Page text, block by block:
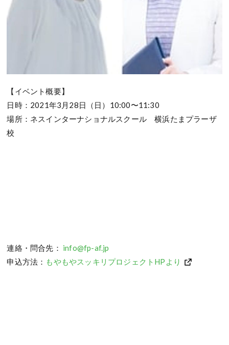
【イベント概要】
日時：2021年3月28日（日）10:00〜11:30
場所：ネスインターナショナルスクール 横浜たまプラーザ
校
連絡・問合先： info@fp-af.jp
申込方法： もやもやスッキリプロジェクトHPより